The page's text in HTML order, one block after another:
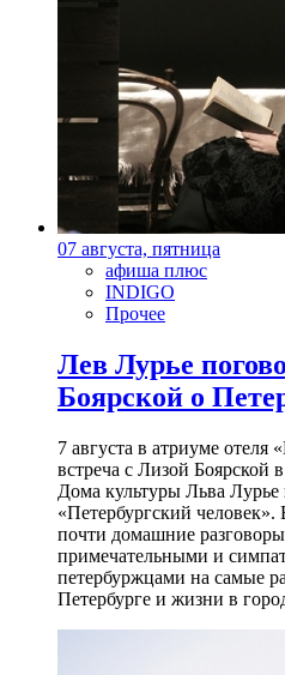
07 августа, пятница
афиша плюс
INDIGO
Прочее
Лев Лурье
Боярской о
7 августа в атриуме отеля
встреча с Лизой Боярской
Дома культуры Льва
«Петербургский
почти домашние
примечательными и
петербуржцами на самые
Петербурге и жизни в